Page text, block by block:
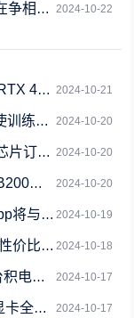
2024-10-22
标价
2024-10-21
跌50%
2024-10-20
20倍
2024-10-20
大买家
2024-10-20
算力
2024-10-19
同发布
2024-10-18
阵营
2024-10-17
锅！
2024-10-17
GDDR7